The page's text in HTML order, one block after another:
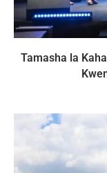
Tamasha la